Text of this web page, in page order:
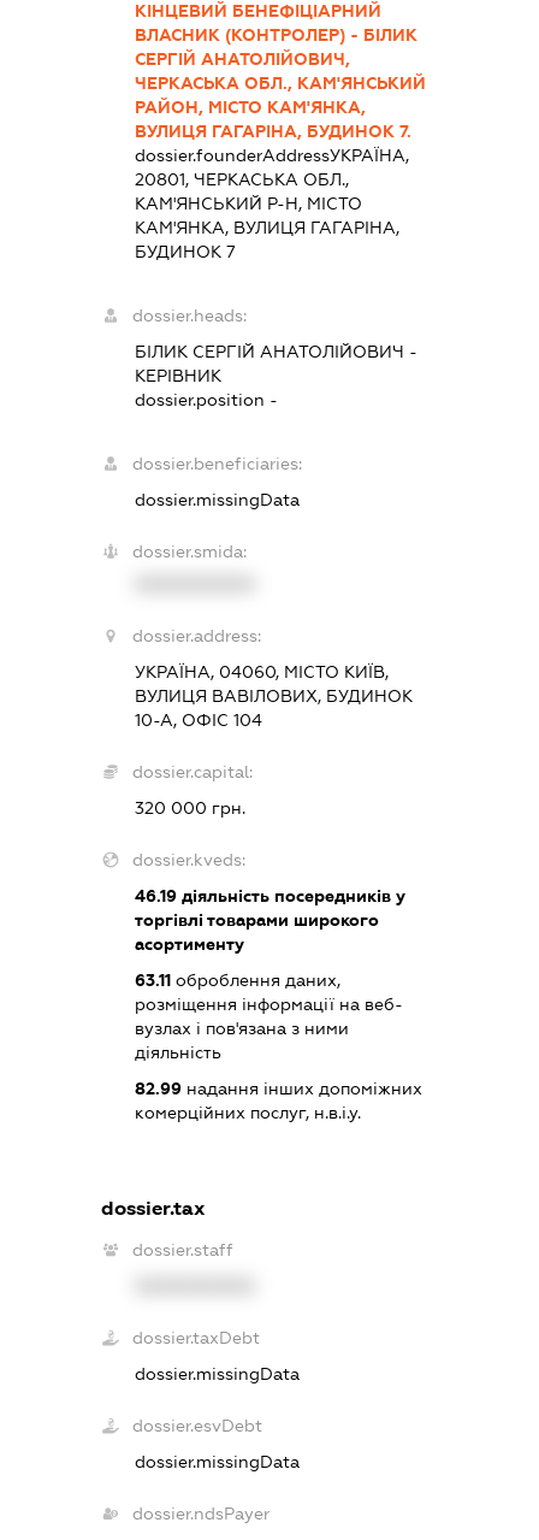
КІНЦЕВИЙ БЕНЕФІЦІАРНИЙ
ВЛАСНИК (КОНТРОЛЕР) - БІЛИК
СЕРГІЙ АНАТОЛІЙОВИЧ,
ЧЕРКАСЬКА ОБЛ., КАМ'ЯНСЬКИЙ
РАЙОН, МІСТО КАМ'ЯНКА,
ВУЛИЦЯ ГАГАРІНА, БУДИНОК 7.
dossier.founderAddressУКРАЇНА,
20801, ЧЕРКАСЬКА ОБЛ.,
КАМ'ЯНСЬКИЙ Р-Н, МІСТО
КАМ'ЯНКА, ВУЛИЦЯ ГАГАРІНА,
БУДИНОК 7
dossier.heads:
БІЛИК СЕРГІЙ АНАТОЛІЙОВИЧ -
КЕРІВНИК
dossier.position -
dossier.beneficiaries:
dossier.missingData
dossier.smida:
dossier.address:
УКРАЇНА, 04060, МІСТО КИЇВ,
ВУЛИЦЯ ВАВІЛОВИХ, БУДИНОК
10-А, ОФІС 104
dossier.capital:
320 000 грн.
dossier.kveds:
46.19 діяльність посередників у
торгівлі товарами широкого
асортименту
63.11 оброблення даних,
розміщення інформації на веб-
вузлах і пов'язана з ними
діяльність
82.99 надання інших допоміжних
комерційних послуг, н.в.і.у.
dossier.tax
dossier.staff
dossier.taxDebt
dossier.missingData
dossier.esvDebt
dossier.missingData
dossier.ndsPayer